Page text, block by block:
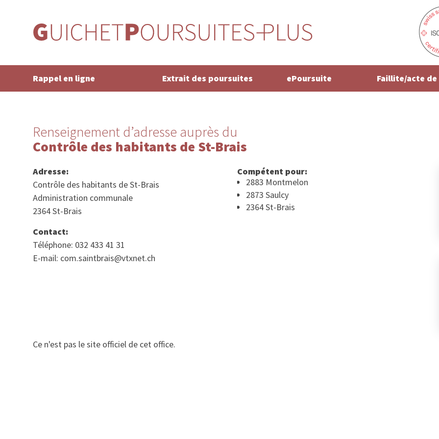
Rappel en ligne Extrait des poursuites ePoursuite Faillite/acte
Renseignement d’adresse auprès du
Contrôle des habitants de St-Brais
Adresse:
Contrôle des habitants de St-Brais
Administration communale
2364 St-Brais
Contact:
Téléphone: 032 433 41 31
E-mail: com.saintbrais@vtxnet.ch
Compétent pour:
2883 Montmelon
2873 Saulcy
2364 St-Brais
Ce n'est pas le site officiel de cet office.